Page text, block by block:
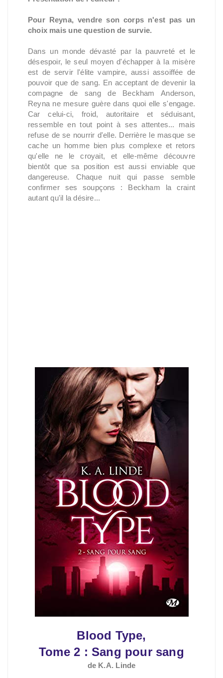
Pour Reyna, vendre son corps n'est pas un
choix mais une question de survie.
Dans un monde dévasté par la pauvreté et le
désespoir, le seul moyen d'échapper à la misère
est de servir l'élite vampire, aussi assoiffée de
pouvoir que de sang. En acceptant de devenir la
compagne de sang de Beckham Anderson,
Reyna ne mesure guère dans quoi elle s'engage.
Car celui-ci, froid, autoritaire et séduisant,
ressemble en tout point à ses attentes... mais
refuse de se nourrir d'elle. Derrière le masque se
cache un homme bien plus complexe et retors
qu'elle ne le croyait, et elle-même découvre
bientôt que sa position est aussi enviable que
dangereuse. Chaque nuit qui passe semble
confirmer ses soupçons : Beckham la craint
autant qu'il la désire...
Blood Type,
Tome 2 : Sang pour sang
de K.A. Linde